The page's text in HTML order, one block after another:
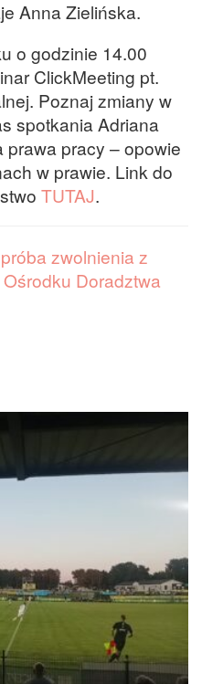
Anna Zielińska.
o godzinie 14.00
ClickMeeting pt.
Poznaj zmiany w
spotkania Adriana
prawa pracy – opowie
w prawie. Link do
TUTAJ.
zwolnienia z
Doradztwa